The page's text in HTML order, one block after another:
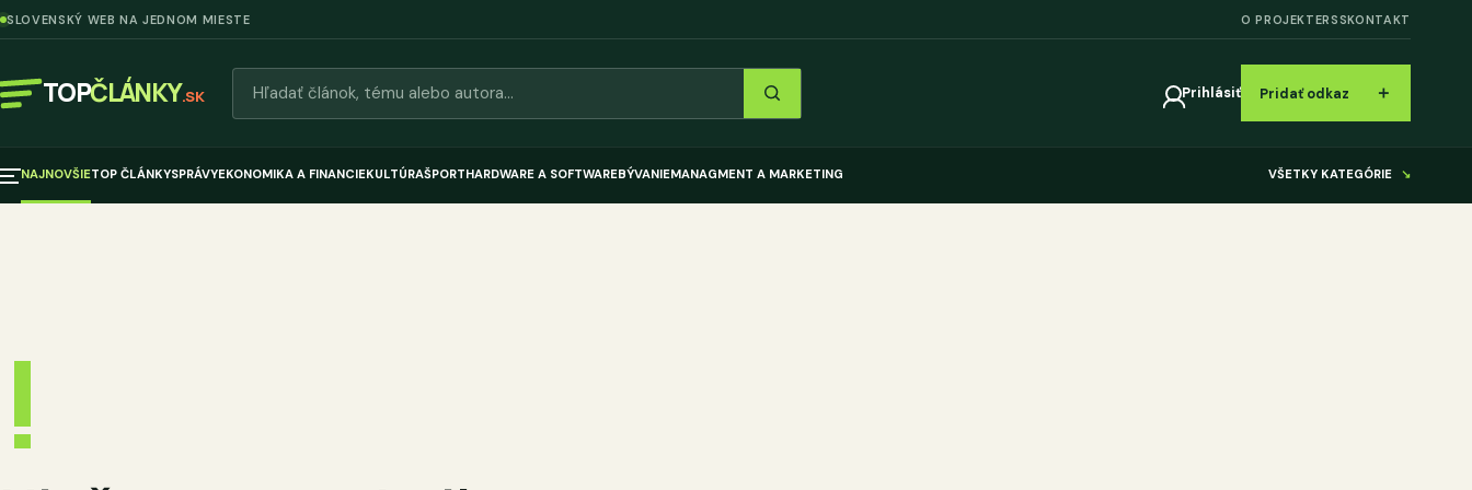
SLOVENSKÝ WEB NA JEDNOM MIESTE O PROJEKTERSSKONTAKT
TOPČLÁNKY.SK Prihlásiť Pridať odkaz ＋
NAJNOVŠIETOP ČLÁNKYSPRÁVYEKONOMIKA A FINANCIEKULTÚRAŠPORTHARDWARE A SOFTWAREBÝVANIEMANAGMENT A MARKETING VŠETKY KATEGÓRIE ↘
!